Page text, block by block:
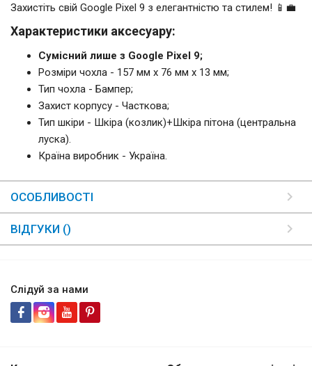
Захистіть свій Google Pixel 9 з елегантністю та стилем! 📱💼
Характеристики аксесуару:
Сумісний лише з Google Pixel 9;
Розміри чохла - 157 мм x 76 мм x 13 мм;
Тип чохла - Бампер;
Захист корпусу - Часткова;
Тип шкіри - Шкіра (козлик)+Шкіра пітона (центральна
луска).
Країна виробник - Україна.
ОСОБЛИВОСТІ
ВІДГУКИ ()
Слідуй за нами